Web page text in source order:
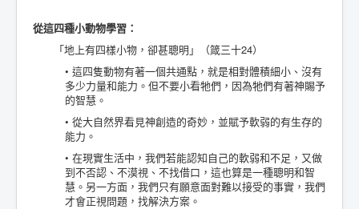
從這四種小動物學習：
「地上有四樣小物，卻甚聰明」（箴三十24）
• 這四隻動物有著一個共通點，就是相對體積細小、沒有
多少力量和能力。但不要小看牠們，因為牠們有著神賜予
的智慧。
• 從大自然界看見神創造的奇妙，並賦予軟弱的有生存的
能力。
• 在現實生活中，我們若能認知自己的軟弱和不足，又做
到不否認、不漠視、不找借口，這也算是一種聰明和智
慧。另一方面，我們只有願意面對難以接受的事實，我們
才會正視問題，找解決方案。